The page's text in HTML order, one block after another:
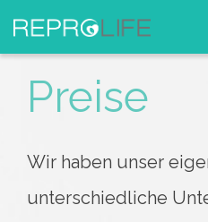
Startseite
Preise
Wir haben unser
unterschiedliche